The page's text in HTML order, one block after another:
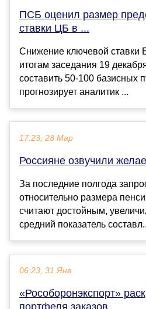
ПСБ оценил размер
ставки ЦБ в ...
Снижение ключевой ставки
итогам заседания 19
составить 50-100 базисных
прогнозирует аналитик ...
17:23, 28 Мар
Россияне озвучили
За последние полгода
относительно размера
считают достойным,
средний показатель
06:23, 31 Янв
«Рособоронэкспорт»